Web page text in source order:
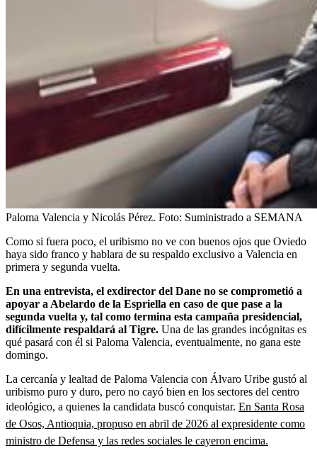
Paloma Valencia y Nicolás Pérez. Foto: Suministrado a SEMANA
Como si fuera poco, el uribismo no ve con buenos ojos que Oviedo
haya sido franco y hablara de su respaldo exclusivo a Valencia en
primera y segunda vuelta.
En una entrevista, el exdirector del Dane no se comprometió a
apoyar a Abelardo de la Espriella en caso de que pase a la
segunda vuelta y, tal como termina esta campaña presidencial,
difícilmente respaldará al Tigre. Una de las grandes incógnitas es
qué pasará con él si Paloma Valencia, eventualmente, no gana este
domingo.
La cercanía y lealtad de Paloma Valencia con Álvaro Uribe gustó al
uribismo puro y duro, pero no cayó bien en los sectores del centro
ideológico, a quienes la candidata buscó conquistar. En Santa Rosa
de Osos, Antioquia, propuso en abril de 2026 al expresidente como
ministro de Defensa y las redes sociales le cayeron encima.